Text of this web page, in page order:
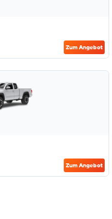
Zum Angebot
Zum Angebot